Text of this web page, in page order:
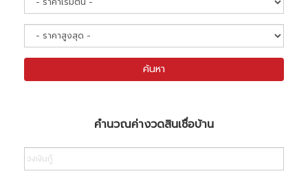
ค้นหา
คำนวณค่างวดสินเชื่อบ้าน
Search